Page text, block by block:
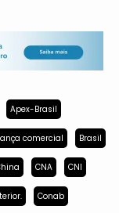
Apex-Brasil
comercial Brasil
CNA CNI
Conab